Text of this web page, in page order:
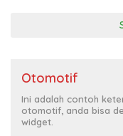
Otomotif
Ini adalah contoh
otomotif, anda bisa
widget.